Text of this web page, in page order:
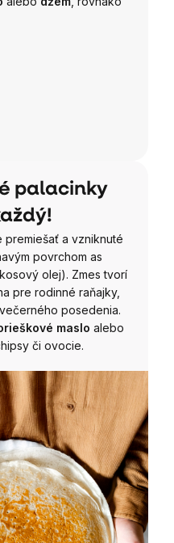
palacinky
a vzniknuté
povrchom as
olej). Zmes tvorí
pre rodinné raňajky,
posedenia.
maslo alebo
či ovocie.